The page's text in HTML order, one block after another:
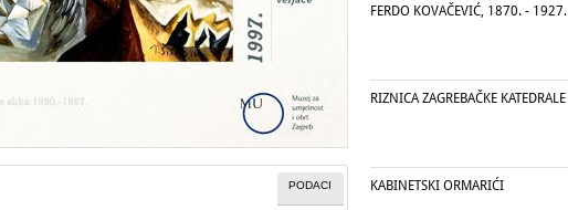
PODACI
FERDO KOVAČEVIĆ, 1870. - 1927.
RIZNICA ZAGREBAČKE KATEDRALE
KABINETSKI ORMARIĆI